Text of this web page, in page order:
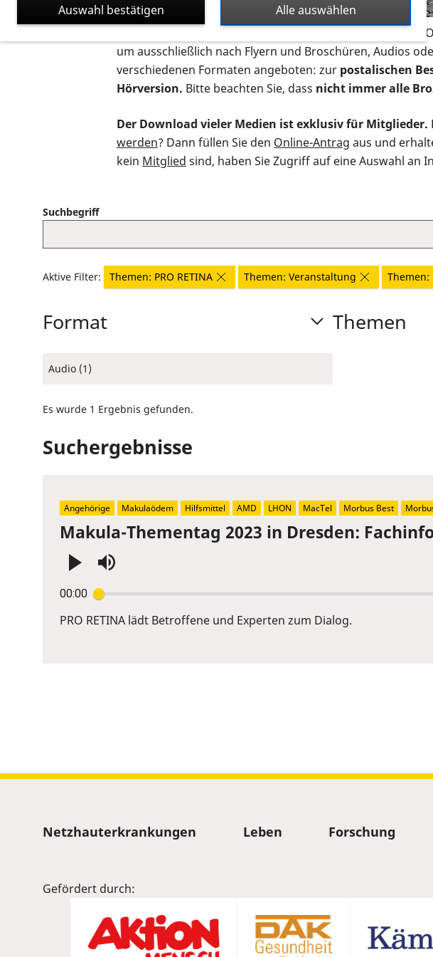
Auf dieser Seite finden Sie sämtliches Infomaterial der
um ausschließlich nach Flyern und Broschüren, Audios
verschiedenen Formaten angeboten: zur postalischen
Hörversion. Bitte beachten Sie, dass nicht immer alle
Der Download vieler Medien ist exklusiv für Mitglieder.
werden? Dann füllen Sie den Online-Antrag aus und
kein Mitglied sind, haben Sie Zugriff auf eine Auswahl an
Suchbegriff
Aktive Filter: Themen: PRO RETINA Themen: Veranstaltung
Format
Audio (1)
Themen
Es wurde 1 Ergebnis gefunden.
Suchergebnisse
Makula-Thementag 2023 in Dresden:
00:00
Enter
or
PRO RETINA lädt Betroffene und Experten zum Dialog.
Angehörige Makulaödem Hilfsmittel AMD LHON MacTel Morbus Best
Sitemap
Netzhauterkrankungen Leben Forschung
Gefördert durch:
Alle auswählen
Auswahl bestätigen